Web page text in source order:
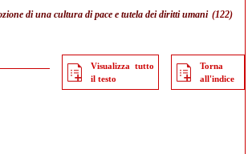
di una cultura di pace e tutela dei diritti umani (122)
Visualizza tutto
il testo
Torna
all'indice